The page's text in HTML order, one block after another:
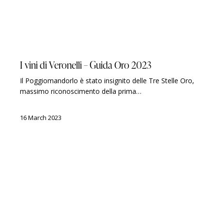
I vini di Veronelli – Guida Oro 2023
Il Poggiomandorlo è stato insignito delle Tre Stelle Oro,
massimo riconoscimento della prima…
16 March 2023